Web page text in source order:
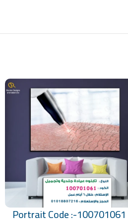
تحديد أحد الخيارات
Portrait Code :-100701061